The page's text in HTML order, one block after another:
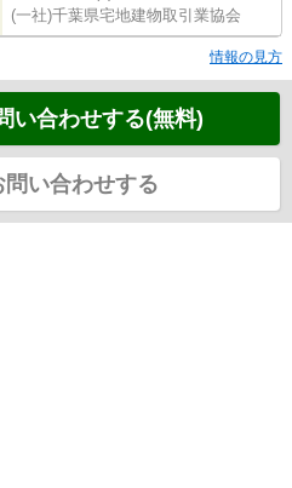
(一社)千葉県宅地建物取引業協会
情報の見方
い合わせする(無料)
問い合わせする